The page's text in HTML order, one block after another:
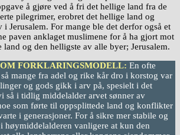
å gjøre ved å fri det hellige land fra de
pilegrimer, erobret det hellige land og
i Jerusalem. For mange ble det derfor også et
paven anklaget muslimene for å ha gjort mot
og den helligste av alle byer; Jerusalem.
FORKLARINGSMODELL: En ofte
mange fra adel og rike kår dro i korstog var
og gods gikk i arv på, spesielt i det
så i tidlig middelalder arvet sønner av
som førte til oppsplittede land og konflikter
i generasjoner. For å sikre mer stabile og
høymiddelalderen vanligere at kun den